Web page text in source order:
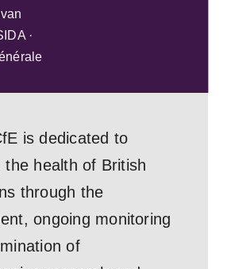
·
is dedicated to
the health of British
through the
ongoing monitoring
of